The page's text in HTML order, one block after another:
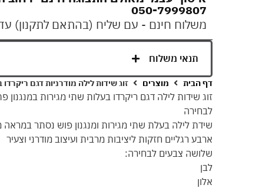
050-7999807
משלוח חינם - עם שליח (בהתאם לתקנון) עד 10 ימי
תנאי משלוח
דף הבית מוצרים זוג שידות לילה מודרניות דגם
זוג שידות לילה דגם ריקרדו בעלות שתי מגירות במנגנון
לבחירה
שידת לילה בעלת שתי מגירות ומנגנון פוש נסתר במראה
ארבע רגליים חזקות ליציבות מרבית ועיצוב מודרני וצעיר
שלושה צבעים לבחירה:
לבן
אלון